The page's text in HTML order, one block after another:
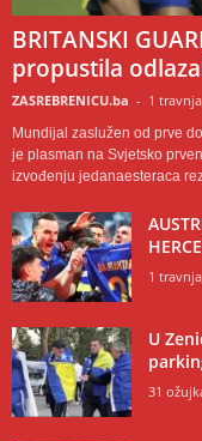
BRITANSKI
propustila
ZASREBRENICU.ba - 1
Mundijal zaslužen od prve
je plasman na Svjetsko
izvođenju jedanaesteraca
1
U
31